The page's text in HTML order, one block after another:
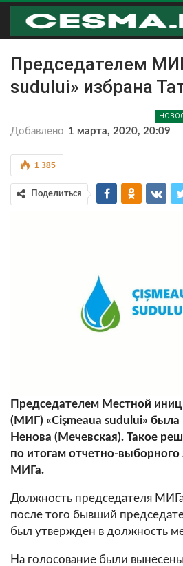
Председателем
sudului» избрана
Добавлено 1 марта, 2020, 20:09
1 385
Поделиться
Председателем Местной
(МИГ) «Cişmeaua sudului» была
Ненова (Мечевская). Такое
по итогам отчетно-выборного
МИГа.
Должность председателя МИГа
после того бывший
был утвержден в должность
На голосование были